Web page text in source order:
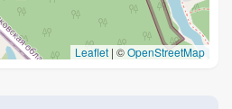
Leaflet | ©OpenStreetMap